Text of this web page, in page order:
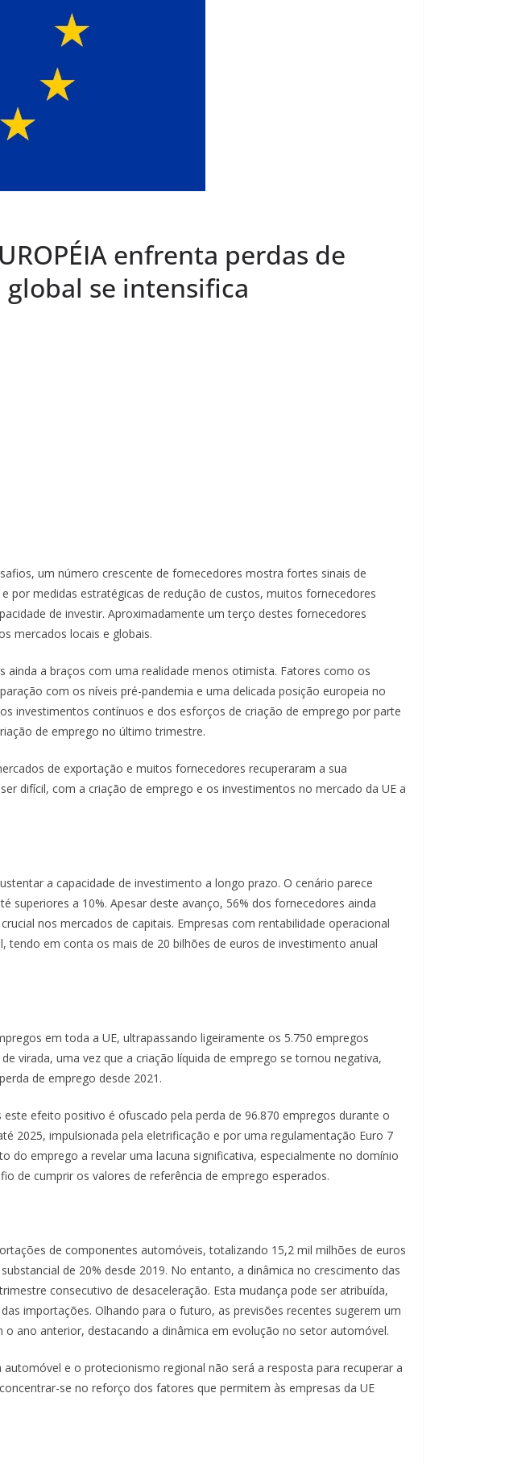
enfrenta perdas de
se intensifica
um número crescente de fornecedores mostra fortes sinais de
por medidas estratégicas de redução de custos, muitos fornecedores
de investir. Aproximadamente um terço destes fornecedores
mercados locais e globais.
a braços com uma realidade menos otimista. Fatores como os
com os níveis pré-pandemia e uma delicada posição europeia no
investimentos contínuos e dos esforços de criação de emprego por parte
de emprego no último trimestre.
de exportação e muitos fornecedores recuperaram a sua
difícil, com a criação de emprego e os investimentos no mercado da UE a
a capacidade de investimento a longo prazo. O cenário parece
superiores a 10%. Apesar deste avanço, 56% dos fornecedores ainda
nos mercados de capitais. Empresas com rentabilidade operacional
em conta os mais de 20 bilhões de euros de investimento anual
em toda a UE, ultrapassando ligeiramente os 5.750 empregos
virada, uma vez que a criação líquida de emprego se tornou negativa,
de emprego desde 2021.
efeito positivo é ofuscado pela perda de 96.870 empregos durante o
2025, impulsionada pela eletrificação e por uma regulamentação Euro 7
do emprego a revelar uma lacuna significativa, especialmente no domínio
de cumprir os valores de referência de emprego esperados.
de componentes automóveis, totalizando 15,2 mil milhões de euros
de 20% desde 2019. No entanto, a dinâmica no crescimento das
consecutivo de desaceleração. Esta mudança pode ser atribuída,
importações. Olhando para o futuro, as previsões recentes sugerem um
ano anterior, destacando a dinâmica em evolução no setor automóvel.
e o protecionismo regional não será a resposta para recuperar a
se no reforço dos fatores que permitem às empresas da UE